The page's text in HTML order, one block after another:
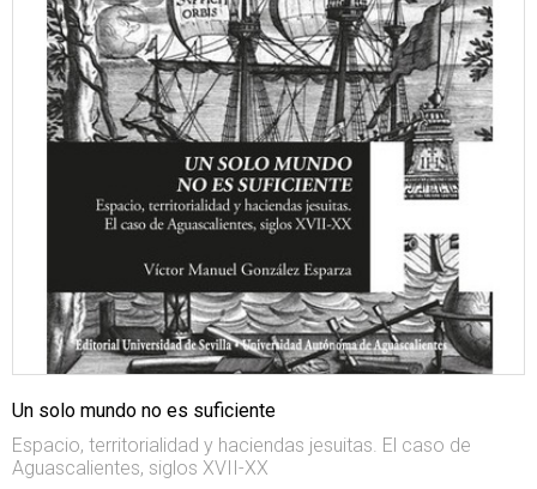
Un solo mundo no es suficiente
Espacio, territorialidad y haciendas jesuitas. El caso de
Aguascalientes, siglos XVII-XX